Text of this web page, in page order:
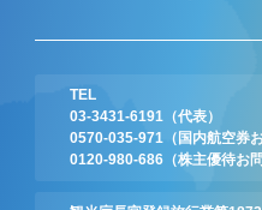
TEL
03-3431-6191
（代表）
0570-035-971
（国内航空券
0120-980-686 （株主優待お